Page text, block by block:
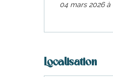
04 mars 2026 à
Localisation